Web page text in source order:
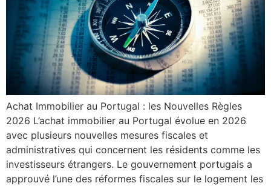
Achat Immobilier au Portugal : les Nouvelles Règles
2026 L’achat immobilier au Portugal évolue en 2026
avec plusieurs nouvelles mesures fiscales et
administratives qui concernent les résidents comme les
investisseurs étrangers. Le gouvernement portugais a
approuvé l’une des réformes fiscales sur le logement les